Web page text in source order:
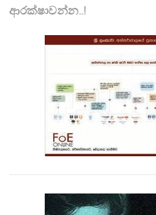
ආරක්ෂාවන්න..!